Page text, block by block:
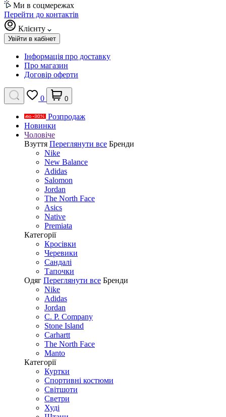
Ми в соцмережах
Перейти до контактів
Клієнту
Увійти в кабінет
Інформація про доставку
Про магазин
Договір оферти
0 0
Розпродаж
Новинки
Чоловіче
Взуття Переглянути все Бренди
Nike
New Balance
Adidas
Salomon
Jordan
The North Face
Asics
Native
Premiata
Категорії
Кросівки
Черевики
Сандалі
Tапочки
Одяг Переглянути все Бренди
Nike
Adidas
Jordan
C. P. Company
Stone Island
Carhartt
The North Face
Manto
Категорії
Куртки
Спортивні костюми
Світшоти
Светри
Худі